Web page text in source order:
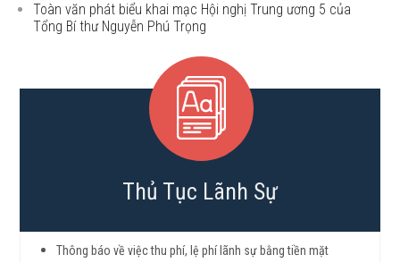
Toàn văn phát biểu khai mạc Hội nghị Trung ương 5 của
Tổng Bí thư Nguyễn Phú Trọng
Thủ Tục Lãnh Sự
Thông báo về việc thu phí, lệ phí lãnh sự bằng tiền mặt